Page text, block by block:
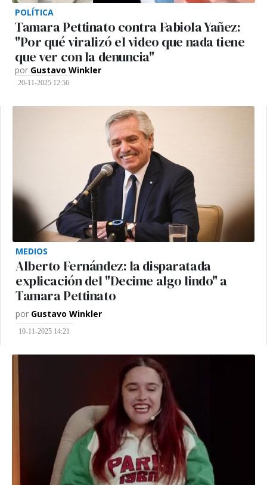
POLÍTICA
Tamara Pettinato contra Fabiola Yañez:
"Por qué viralizó el video que nada tiene
que ver con la denuncia"
por Gustavo Winkler
20-11-2025 12:56
MEDIOS
Alberto Fernández: la disparatada
explicación del "Decime algo lindo" a
Tamara Pettinato
por Gustavo Winkler
10-11-2025 14:21